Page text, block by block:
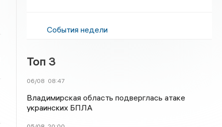
События недели
Топ 3
06/08 08:47
Владимирская область подверглась атаке
украинских БПЛА